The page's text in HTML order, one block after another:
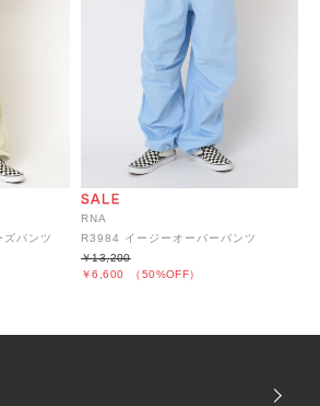
パンツ
RNA
R3984 イージーオーバーパンツ
￥6,600 （50%OFF）
￥13,200